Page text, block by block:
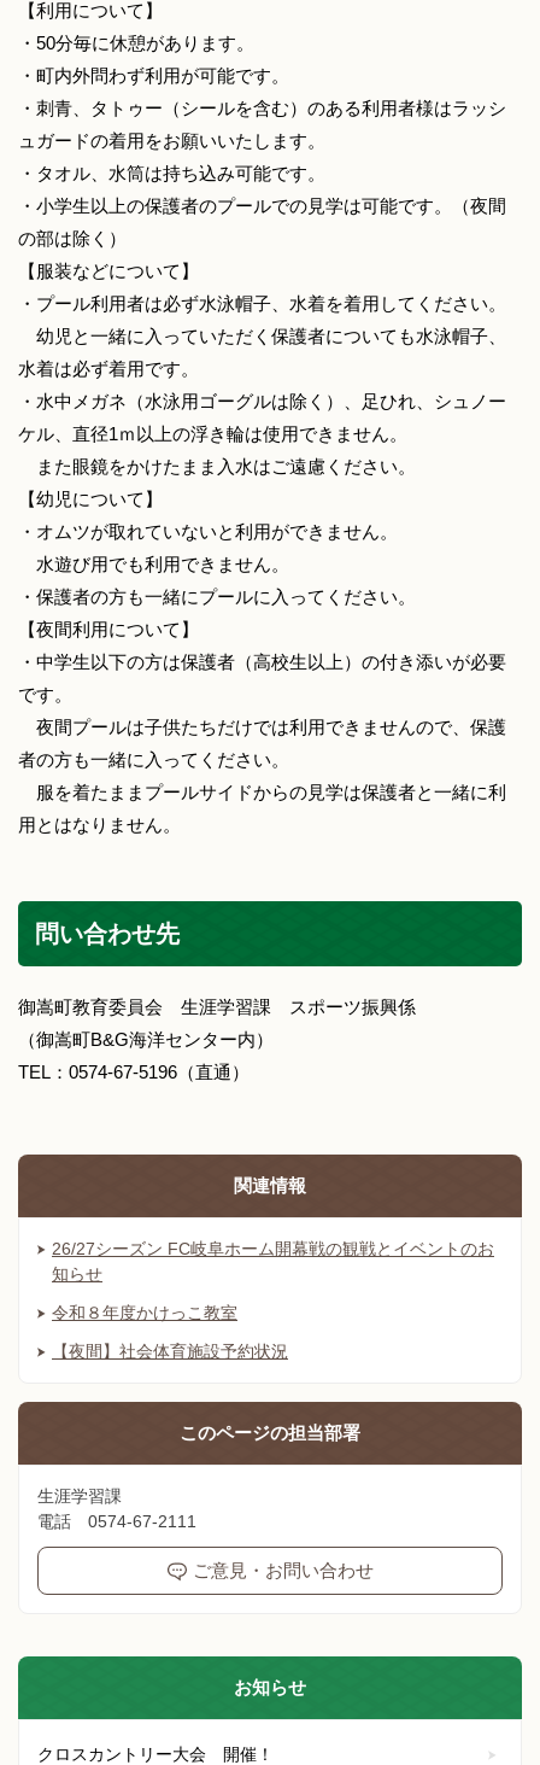
【利用について】
・50分毎に休憩があります。
・町内外問わず利用が可能です。
・刺青、タトゥー（シールを含む）のある利用者様はラッシ
ュガードの着用をお願いいたします。
・タオル、水筒は持ち込み可能です。
・小学生以上の保護者のプールでの見学は可能です。（夜間
の部は除く）
【服装などについて】
・プール利用者は必ず水泳帽子、水着を着用してください。
幼児と一緒に入っていただく保護者についても水泳帽子、
水着は必ず着用です。
・水中メガネ（水泳用ゴーグルは除く）、足ひれ、シュノー
ケル、直径1ｍ以上の浮き輪は使用できません。
また眼鏡をかけたまま入水はご遠慮ください。
【幼児について】
・オムツが取れていないと利用ができません。
水遊び用でも利用できません。
・保護者の方も一緒にプールに入ってください。
【夜間利用について】
・中学生以下の方は保護者（高校生以上）の付き添いが必要
です。
夜間プールは子供たちだけでは利用できませんので、保護
者の方も一緒に入ってください。
服を着たままプールサイドからの見学は保護者と一緒に利
用とはなりません。
問い合わせ先
御嵩町教育委員会 生涯学習課 スポーツ振興係
（御嵩町B&G海洋センター内）
TEL：0574-67-5196（直通）
関連情報
26/27シーズン FC岐阜ホーム開幕戦の観戦とイベントのお
知らせ
令和８年度かけっこ教室
【夜間】社会体育施設予約状況
このページの担当部署
生涯学習課
電話 0574-67-2111
ご意見・お問い合わせ
お知らせ
クロスカントリー大会 開催！